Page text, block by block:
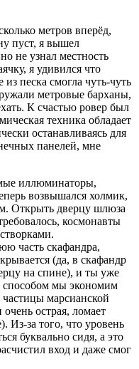
метров вперёд,
пуст, я вышел
не узнал местность
я удивился что
песка смогла чуть-чуть
метровые барханы,
К счастью ровер был
техника обладает
останавливаясь для
панелей, мне
иллюминаторы,
возвышался холмик,
Открыть дверцу шлюза
космонавты
часть скафандра,
(да, в скафандр
на спине), и ты уже
способом мы экономим
марсианской
острая, ломает
Из-за того, что уровень
буквально сидя, а это
вход и даже смог